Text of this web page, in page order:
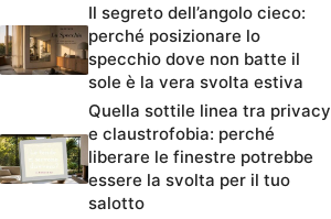
Il segreto dell’angolo cieco:
perché posizionare lo
specchio dove non batte il
sole è la vera svolta estiva
Quella sottile linea tra privacy
e claustrofobia: perché
liberare le finestre potrebbe
essere la svolta per il tuo
salotto